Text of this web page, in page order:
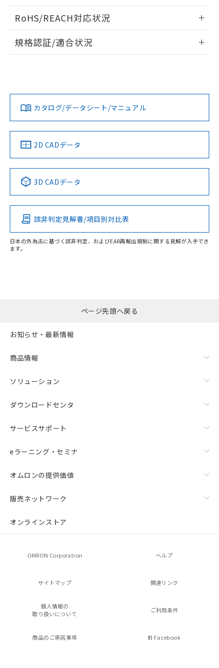
端子配置
ドすることができます。
ログイン/会員登録
ダウンロードデータをご利用いただく前に、以下を必ずお読
みください。
ソフトウェアの使用条件
RoHS/REACH対応状況
K3HB-CNB-AT11 AC100-240のRoHS対応状況については、
この製品のRoHS/REACH対応状況ページへ
規格認証/適合状況
LR型式承認
（イギリス
船舶規格）
DNV型式承認
（ノルウェー
BV型式承認
（フランス
KR型式
（韓国
No No No No
この製品の規格認証/適合状況ページへ
その他の認証はこちらのページからご検索ください
カタログ/データシート/マニュアル
2D CADデータ
3D CADデータ
該非判定見解書/項目別対比表
日本の外為法に基づく該非判定、およびEAR再輸出規制に関する見解が入手でき
ます。
ページ先頭へ戻る
お知らせ・最新情報
商品情報
ソリューション
ダウンロードセンタ
サービスサポート
eラーニング・セミナ
オムロンの提供価値
販売ネットワーク
オンラインストア
OMRON Corporation ヘルプ
サイトマップ 関連リンク
個人情報の
取り扱いについて
ご利用条件
商品のご承諾事項 Facebook